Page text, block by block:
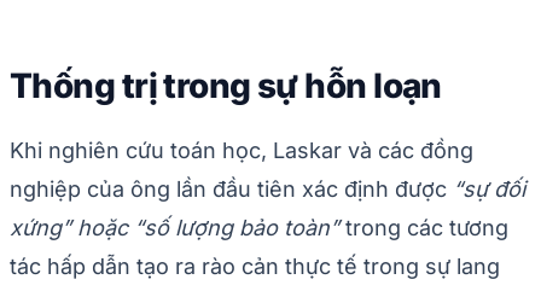
Thống trị trong sự hỗn loạn
Khi nghiên cứu toán học, Laskar và các đồng
nghiệp của ông lần đầu tiên xác định được “sự đối
xứng” hoặc “số lượng bảo toàn”trong các tương
tác hấp dẫn tạo ra rào cản thực tế trong sự lang